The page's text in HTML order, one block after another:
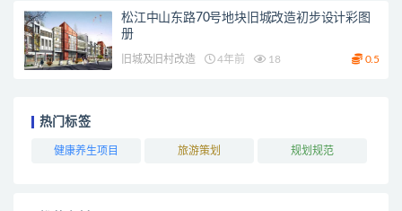
松江中山东路70号地块旧城改造初步设计彩图
册
旧城及旧村改造 4年前 18 0.5
热门标签
健康养生项目 旅游策划 规划规范